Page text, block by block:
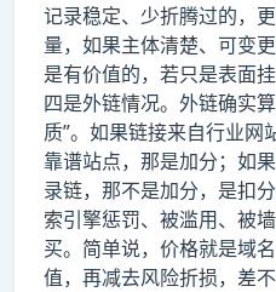
记录稳定、少折腾过的，
量，如果主体清楚、可变
是有价值的，若只是表面
四是外链情况。外链确实
质”。如果链接来自行业网
靠谱站点，那是加分；如
录链，那不是加分，是扣
索引擎惩罚、被滥用、被
买。简单说，价格就是域
值，再减去风险折损，差不